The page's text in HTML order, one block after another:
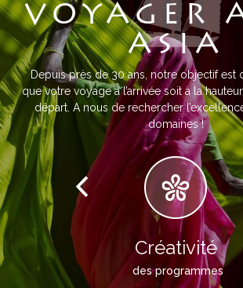
VOYAGER
ASIA
Depuis près de 30 ans, notre objectif est
que votre voyage à l’arrivée soit à la
départ. A nous de rechercher
domaines !
Créativité
des programmes